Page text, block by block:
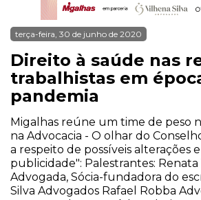
terça-feira, 30 de junho de 2020
Direito à saúde nas
trabalhistas em
pandemia
Migalhas reúne um time de peso
na Advocacia - O olhar do
a respeito de possíveis alterações
publicidade": Palestrantes: Renata
Advogada, Sócia-fundadora do
Silva Advogados Rafael Robba